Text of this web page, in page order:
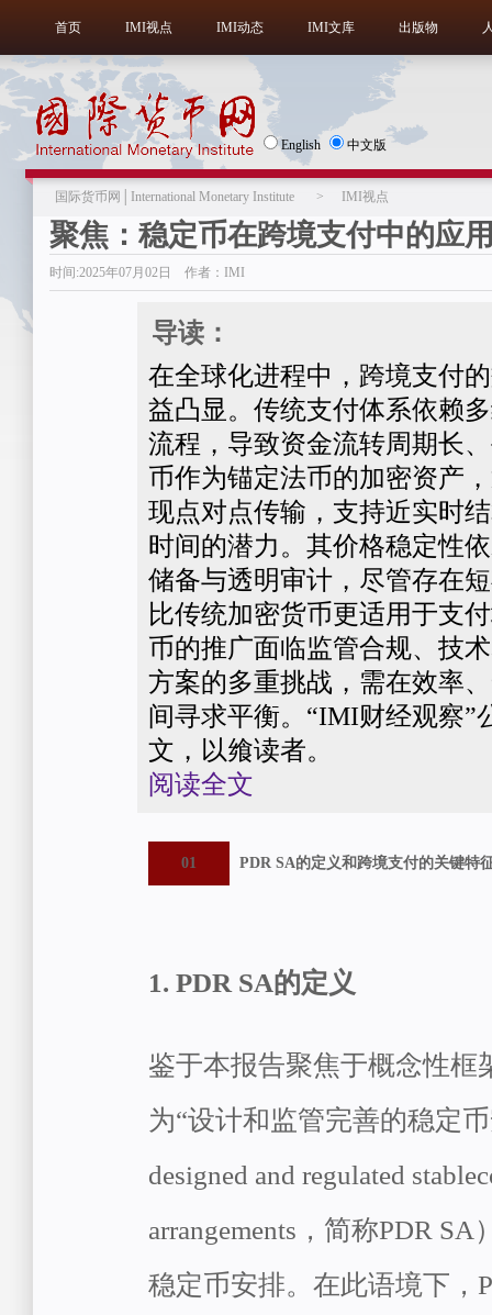
首页 IMI视点 IMI动态 IMI文库 出版物
English 中文版
国际货币网│International Monetary Institute > IMI视点
聚焦：稳定币在跨境支付中的应
时间:2025年07月02日 作者：IMI
导读：
在全球化进程中，跨境支付
益凸显。传统支付体系依赖
流程，导致资金流转周期长
币作为锚定法币的加密资产
现点对点传输，支持近实时
时间的潜力。其价格稳定性
储备与透明审计，尽管存在
比传统加密货币更适用于支
币的推广面临监管合规、技
方案的多重挑战，需在效率
间寻求平衡。“IMI财经观察”
文，以飨读者。
阅读全文
01 PDR SA的定义和跨境支付的关键特
1. PDR SA的定义
鉴于本报告聚焦于概念性框
为“设计和监管完善的稳定
designed and regulated
arrangements，简称PDR
稳定币安排。在此语境下，